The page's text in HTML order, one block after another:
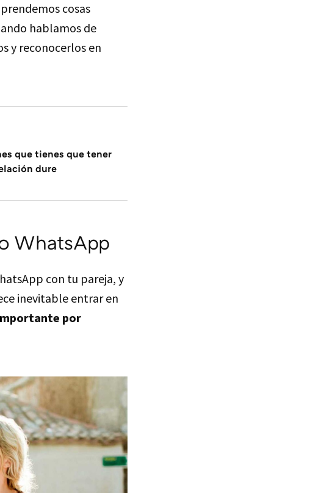
cosas
hablamos de
y reconocerlos en
que tienes que tener
dure
WhatsApp
con tu pareja, y
inevitable entrar en
por